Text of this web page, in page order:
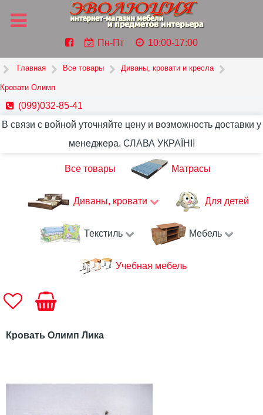
Пн-Пт 10:00-17:00
Главная Все товары Диваны, кровати и кресла
Кровати Олимп
(099)032-85-41
В связи с войной уточняйте цену и возможность доставки у
менеджера. СЛАВА УКРАЇНІ!
Все товары Матрасы
Диваны, кровати Для детей
Текстиль Мебель
Учебная мебель
Кровать Олимп Лика